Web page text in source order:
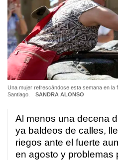
Una mujer refrescándose esta semana en la
Santiago.
SANDRA ALONSO
Al menos una decena
ya baldeos de calles,
riegos ante el fuerte
en agosto y problemas